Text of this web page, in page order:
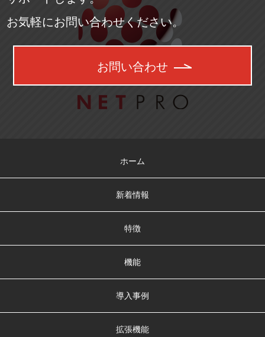
お気軽にお問い合わせください。
お問い合わせ
ホーム
新着情報
特徴
機能
導入事例
拡張機能